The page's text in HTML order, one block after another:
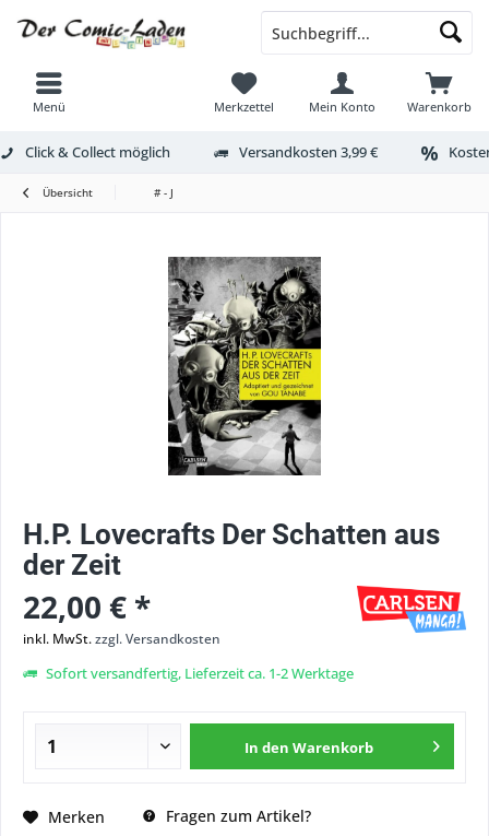
Menü Warenkorb
Merkzettel Mein Konto
Click & Collect möglich Versandkosten 3,99 €
Übersicht # - J
H.P. Lovecrafts Der Schatten aus
der Zeit
22,00 € *
inkl. MwSt.zzgl. Versandkosten
Sofort versandfertig, Lieferzeit ca. 1-2 Werktage
In den Warenkorb
Merken Fragen zum Artikel?